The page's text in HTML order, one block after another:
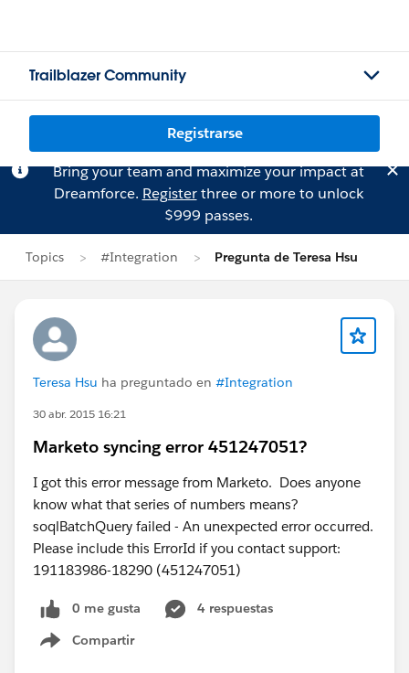
Trailblazer Community
Registrarse
Bring your team and maximize your impact at
Dreamforce. Registerthree or more to unlock
$999 passes.
Topics #Integration Pregunta de Teresa Hsu
Teresa Hsu ha preguntado en #Integration
30 abr. 2015 16:21
Marketo syncing error 451247051?
I got this error message from Marketo. Does anyone
know what that series of numbers means?
soqlBatchQuery failed - An unexpected error occurred.
Please include this ErrorId if you contact support:
191183986-18290 (451247051)
0 me gusta
4 respuestas
Compartir
Show menu